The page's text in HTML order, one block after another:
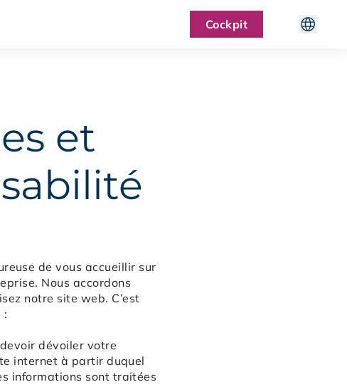
Cockpit
et
de vous accueillir sur
Nous accordons
notre site web. C’est
:
dévoiler votre
internet à partir duquel
informations sont traitées